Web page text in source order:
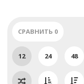
СРАВНИТЬ 0
12 24 48